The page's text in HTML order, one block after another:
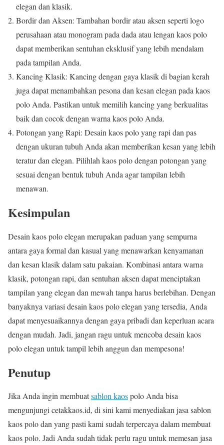
elegan dan klasik.
Bordir dan Aksen: Tambahan bordir atau aksen seperti logo
perusahaan atau monogram pada dada atau lengan kaos polo
dapat memberikan sentuhan eksklusif yang lebih mendalam
pada tampilan Anda.
Kancing Klasik: Kancing dengan gaya klasik di bagian kerah
juga dapat menambahkan pesona dan kesan elegan pada kaos
polo Anda. Pastikan untuk memilih kancing yang berkualitas
baik dan cocok dengan warna kaos polo Anda.
Potongan yang Rapi: Desain kaos polo yang rapi dan pas
dengan ukuran tubuh Anda akan memberikan kesan yang lebih
teratur dan elegan. Pilihlah kaos polo dengan potongan yang
sesuai dengan bentuk tubuh Anda agar tampilan lebih
menawan.
Kesimpulan
Desain kaos polo elegan merupakan paduan yang sempurna
antara gaya formal dan kasual yang menawarkan kenyamanan
dan kesan klasik dalam satu pakaian. Kombinasi antara warna
klasik, potongan rapi, dan sentuhan aksen dapat menciptakan
tampilan yang elegan dan mewah tanpa harus berlebihan. Dengan
banyaknya variasi desain kaos polo elegan yang tersedia, Anda
dapat menyesuaikannya dengan gaya pribadi dan keperluan acara
dengan mudah. Jadi, jangan ragu untuk mencoba desain kaos
polo elegan untuk tampil lebih anggun dan mempesona!
Penutup
Jika Anda ingin membuatsablon kaospolo Anda bisa
mengunjungi cetakkaos.id, di sini kami menyediakan jasa sablon
kaos polo dan yang pasti kami sudah terpercaya dalam membuat
kaos polo. Jadi Anda sudah tidak perlu ragu untuk memesan jasa